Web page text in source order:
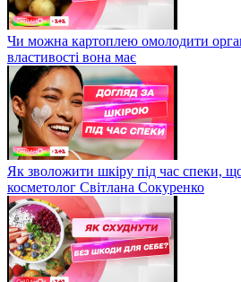
Чи можна картоплею омолодити
властивості вона має
Як зволожити шкіру під час спеки,
косметолог Світлана Сокуренко